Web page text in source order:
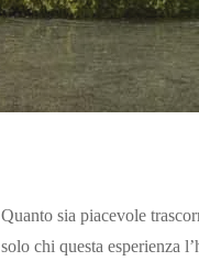
Cerca
Quanto sia piacevole
solo chi questa esperienza